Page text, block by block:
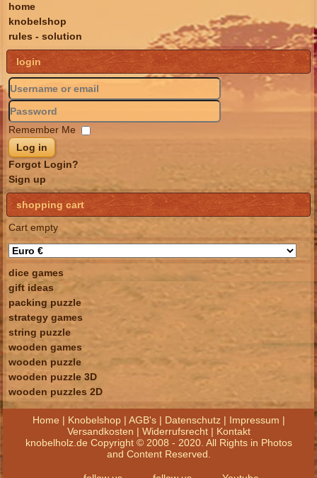
home
knobelshop
rules - solution
login
Remember Me
Log in
Forgot Login?
Sign up
shopping cart
Cart empty
dice games
gift ideas
packing puzzle
strategy games
string puzzle
wooden games
wooden puzzle
wooden puzzle 3D
wooden puzzles 2D
Home | Knobelshop| AGB's| Datenschutz| Impressum |
Versandkosten | Widerrufsrecht| Kontakt
knobelholz.de Copyright © 2008 - 2020. All Rights in Photos
and Content Reserved.